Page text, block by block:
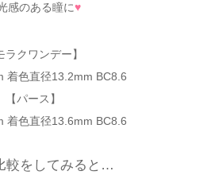
感のある瞳に♥
ラクワンデー】
着色直径13.2mm BC8.6
【パース】
着色直径13.6mm BC8.6
較をしてみると…